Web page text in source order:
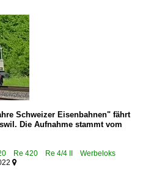
Schweizer Eisenbahnen" fährt
Die Aufnahme stammt vom
Re 420 Re 4/4 II Werbeloks
